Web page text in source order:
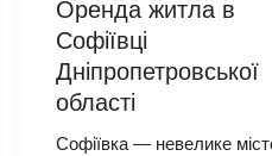
Оренда житла в
Софіївці
Дніпропетровської
області
Софіївка — невелике